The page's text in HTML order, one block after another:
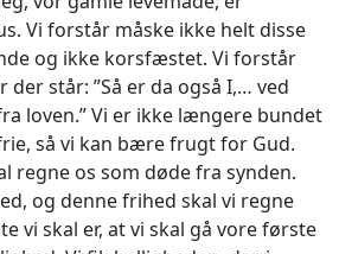
Vi forstår måske ikke helt disse
og ikke korsfæstet. Vi forstår
der står: ”Så er da også I,… ved
loven.” Vi er ikke længere bundet
så vi kan bære frugt for Gud.
regne os som døde fra synden.
og denne frihed skal vi regne
vi skal er, at vi skal gå vore første